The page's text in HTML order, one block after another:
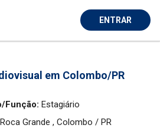
ENTRAR
em Colombo/PR
Função: Estagiário
Roca Grande , Colombo / PR